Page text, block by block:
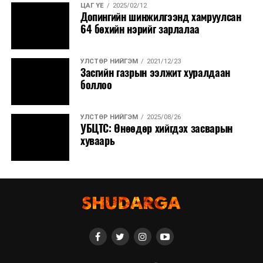
ЦАГ ҮЕ 2025/02/12
Допингийн шинжилгээнд хамруулсан
64 бөхийн нэрийг зарлалаа
УЛСТӨР НИЙГЭМ 2021/12/23
Засгийн газрын ээлжит хуралдаан
боллоо
УЛСТӨР НИЙГЭМ 2025/08/26
УБЦТС: Өнөөдөр хийгдэх засварын
хуваарь